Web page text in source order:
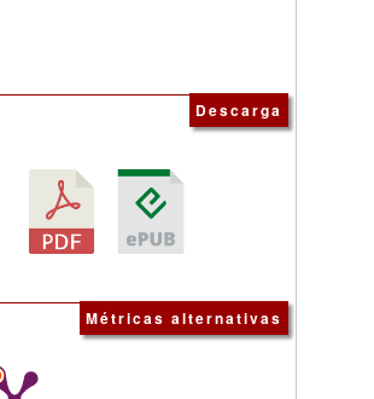
Descarga
Métricas alternativas